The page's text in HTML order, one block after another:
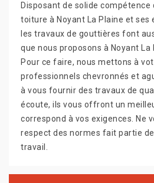
Disposant de solide compétence
toiture à Noyant La Plaine et ses
les travaux de gouttières font
que nous proposons à Noyant La
Pour ce faire, nous mettons à
professionnels chevronnés et
à vous fournir des travaux de
écoute, ils vous offront un
correspond à vos exigences. Ne
respect des normes fait partie
travail.